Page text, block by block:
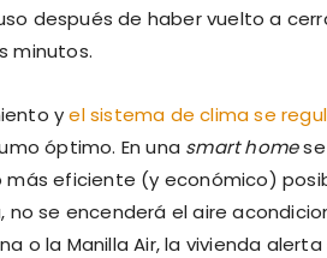
después de haber vuelto a
minutos.
yel sistema de clima se
óptimo. En una smart homese
eficiente (y económico)
se encenderá el aire
o la Manilla Air, la vivienda alerta